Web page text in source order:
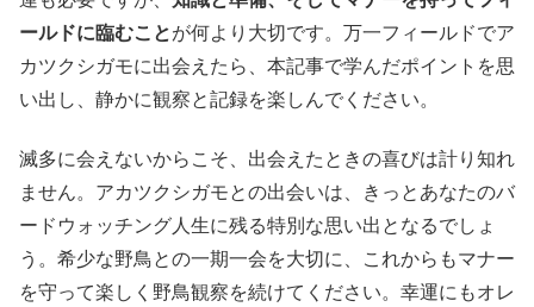
ールドに臨むことが何より大切です。万一フィールドでア
カツクシガモに出会えたら、本記事で学んだポイントを思
い出し、静かに観察と記録を楽しんでください。
滅多に会えないからこそ、出会えたときの喜びは計り知れ
ません。アカツクシガモとの出会いは、きっとあなたのバ
ードウォッチング人生に残る特別な思い出となるでしょ
う。希少な野鳥との一期一会を大切に、これからもマナー
を守って楽しく野鳥観察を続けてください。幸運にもオレ